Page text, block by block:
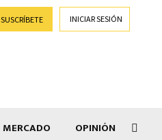
SUSCRÍBETE INICIAR SESIÓN
MERCADO OPINIÓN